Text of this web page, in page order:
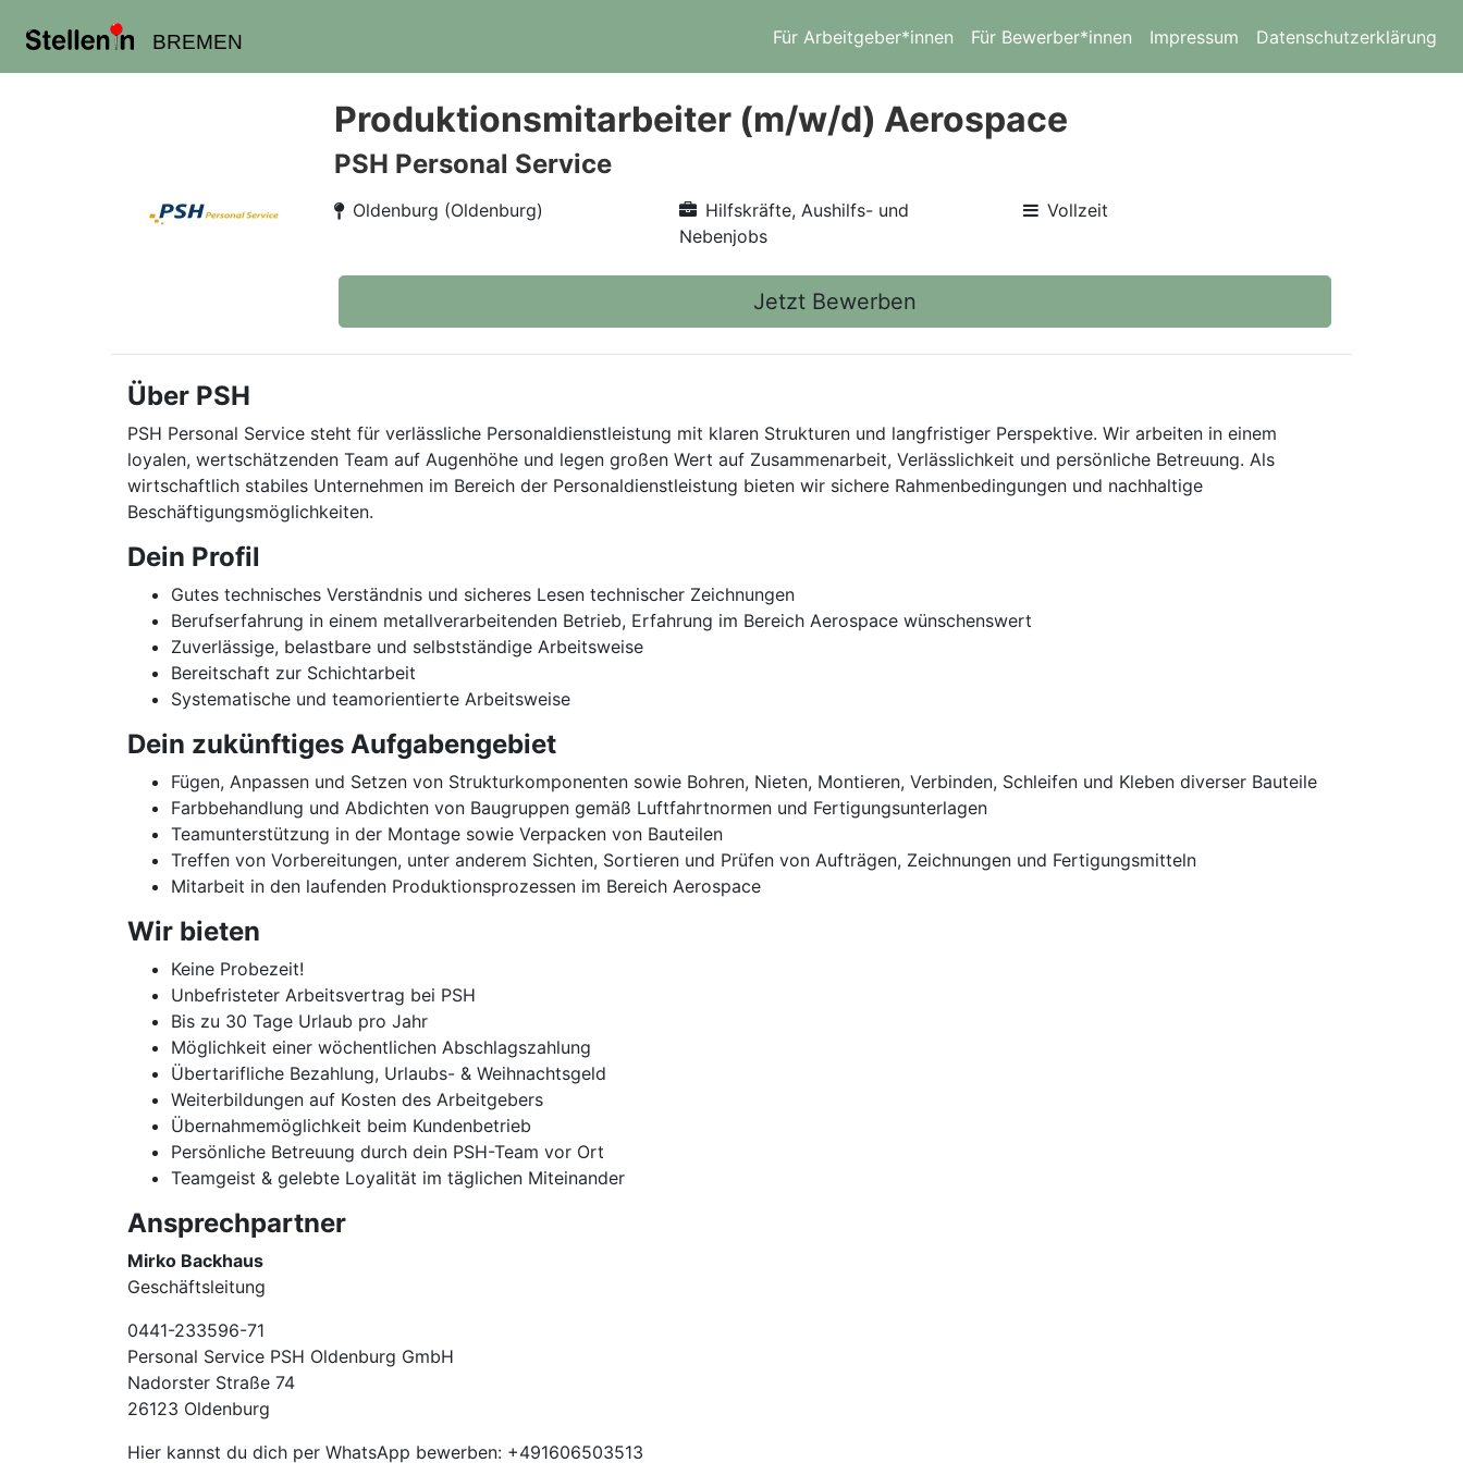
BREMEN Für Arbeitgeber*innen Für Bewerber*innen Impressum Datenschutzerklärung
Produktionsmitarbeiter (m/w/d) Aerospace
PSH Personal Service
Oldenburg (Oldenburg)
Hilfskräfte, Aushilfs- und
Nebenjobs
Vollzeit
Jetzt Bewerben
Über PSH
PSH Personal Service steht für verlässliche Personaldienstleistung mit klaren Strukturen und langfristiger Perspektive. Wir arbeiten in einem
loyalen, wertschätzenden Team auf Augenhöhe und legen großen Wert auf Zusammenarbeit, Verlässlichkeit und persönliche Betreuung. Als
wirtschaftlich stabiles Unternehmen im Bereich der Personaldienstleistung bieten wir sichere Rahmenbedingungen und nachhaltige
Beschäftigungsmöglichkeiten.
Dein Profil
Gutes technisches Verständnis und sicheres Lesen technischer Zeichnungen
Berufserfahrung in einem metallverarbeitenden Betrieb, Erfahrung im Bereich Aerospace wünschenswert
Zuverlässige, belastbare und selbstständige Arbeitsweise
Bereitschaft zur Schichtarbeit
Systematische und teamorientierte Arbeitsweise
Dein zukünftiges Aufgabengebiet
Fügen, Anpassen und Setzen von Strukturkomponenten sowie Bohren, Nieten, Montieren, Verbinden, Schleifen und Kleben diverser Bauteile
Farbbehandlung und Abdichten von Baugruppen gemäß Luftfahrtnormen und Fertigungsunterlagen
Teamunterstützung in der Montage sowie Verpacken von Bauteilen
Treffen von Vorbereitungen, unter anderem Sichten, Sortieren und Prüfen von Aufträgen, Zeichnungen und Fertigungsmitteln
Mitarbeit in den laufenden Produktionsprozessen im Bereich Aerospace
Wir bieten
Keine Probezeit!
Unbefristeter Arbeitsvertrag bei PSH
Bis zu 30 Tage Urlaub pro Jahr
Möglichkeit einer wöchentlichen Abschlagszahlung
Übertarifliche Bezahlung, Urlaubs- & Weihnachtsgeld
Weiterbildungen auf Kosten des Arbeitgebers
Übernahmemöglichkeit beim Kundenbetrieb
Persönliche Betreuung durch dein PSH-Team vor Ort
Teamgeist & gelebte Loyalität im täglichen Miteinander
Ansprechpartner
Mirko Backhaus
Geschäftsleitung
0441-233596-71
Personal Service PSH Oldenburg GmbH
Nadorster Straße 74
26123 Oldenburg
Hier kannst du dich per WhatsApp bewerben: +491606503513